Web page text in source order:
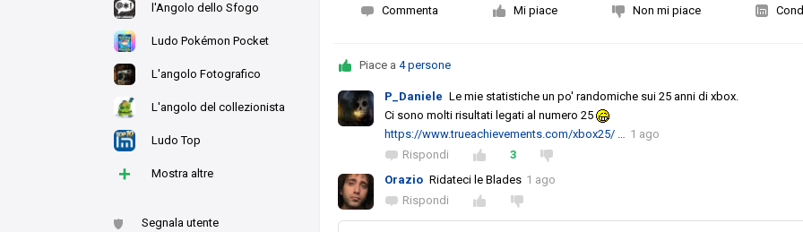
l'Angolo dello Sfogo
Ludo Pokémon Pocket
L'angolo Fotografico
L'angolo del collezionista
Ludo Top
+ Mostra altre
Segnala utente
Commenta Mi piace Non mi piace
Piace a4 persone
P_Daniele Le mie statistiche un po' randomiche sui 25 anni di xbox.
Ci sono molti risultati legati al numero 25
https://www.trueachievements.com/xbox25/ …
1 ago
Rispondi
3
Orazio Ridateci le Blades 1 ago
Rispondi